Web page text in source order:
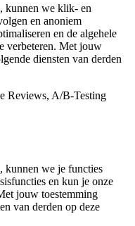
kunnen we klik- en
en anoniem
en de algehele
verbeteren. Met jouw
diensten van derden
Reviews, A/B-Testing
kunnen we je functies
en kun je onze
jouw toestemming
van derden op deze